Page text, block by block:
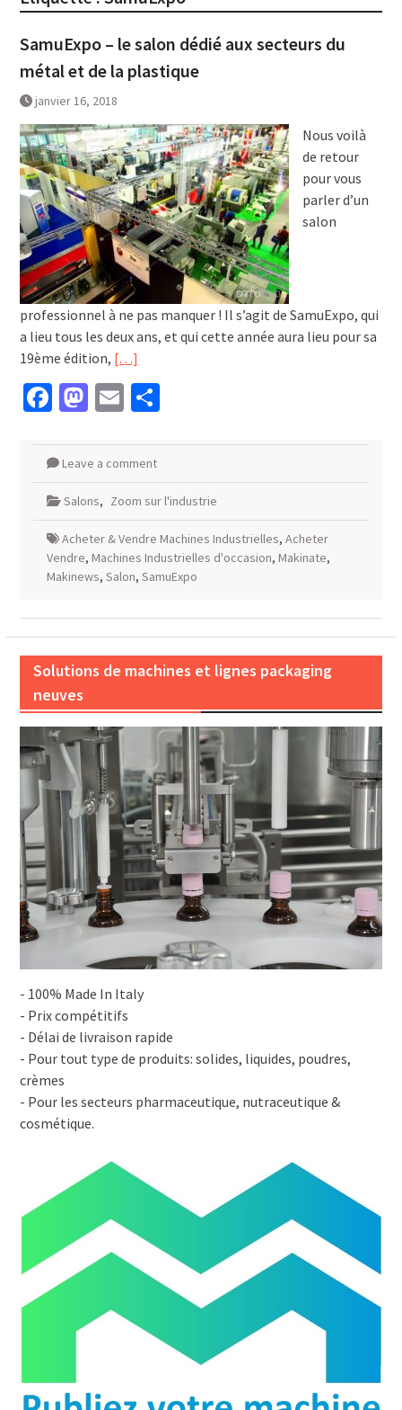
SamuExpo – le salon dédié aux secteurs du
métal et de la plastique
janvier 16, 2018
Nous voilà
de retour
pour vous
parler d’un
salon
professionnel à ne pas manquer ! Il s’agit de SamuExpo, qui
a lieu tous les deux ans, et qui cette année aura lieu pour sa
19ème édition, […]
Facebook
Mastodon
EmailPartager
Leave a comment
Salons, Zoom sur l'industrie
Acheter & Vendre Machines Industrielles, Acheter
Vendre, Machines Industrielles d'occasion, Makinate,
Makinews, Salon, SamuExpo
Solutions de machines et lignes packaging
neuves
- 100% Made In Italy
- Prix compétitifs
- Délai de livraison rapide
- Pour tout type de produits: solides, liquides, poudres,
crèmes
- Pour les secteurs pharmaceutique, nutraceutique &
cosmétique.